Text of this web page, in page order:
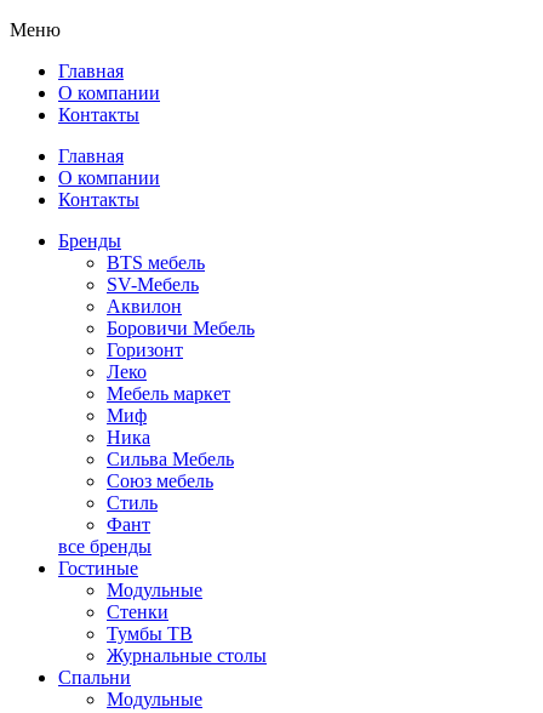
Меню
Главная
О компании
Контакты
Главная
О компании
Контакты
Бренды
BTS мебель
SV-Мебель
Аквилон
Боровичи Мебель
Горизонт
Леко
Мебель маркет
Миф
Ника
Сильва Мебель
Союз мебель
Стиль
Фант
все бренды
Гостиные
Модульные
Стенки
Тумбы ТВ
Журнальные столы
Спальни
Модульные